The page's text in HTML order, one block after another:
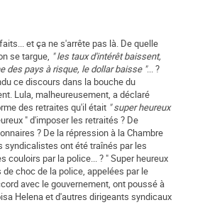
et ça ne s'arrête pas là. De quelle
se targue, " les taux d'intérêt baissent,
des pays à risque, le dollar baisse "... ?
ce discours dans la bouche du
Lula, malheureusement, a déclaré
des retraites qu'il était " super heureux
" d'imposer les retraités ? De
? De la répression à la Chambre
syndicalistes ont été traînés par les
couloirs par la police... ? " Super heureux
choc de la police, appelées par le
avec le gouvernement, ont poussé à
Helena et d'autres dirigeants syndicaux